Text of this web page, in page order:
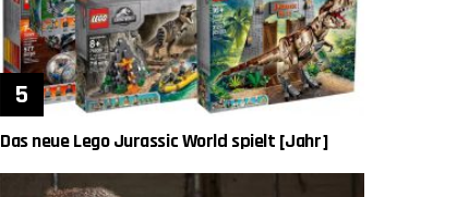
Das neue Lego Jurassic World spielt [Jahr]